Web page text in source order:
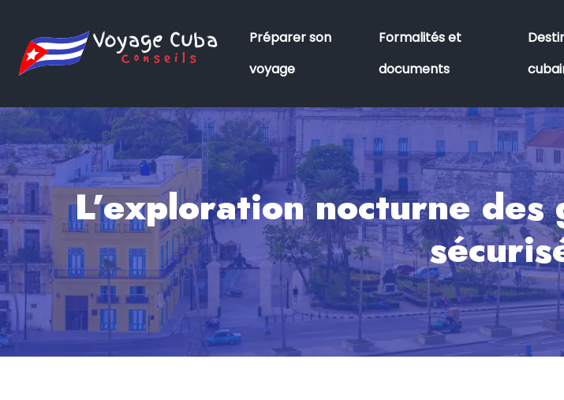
Préparer son
voyage
Formalités et
documents
L’exploration nocturne